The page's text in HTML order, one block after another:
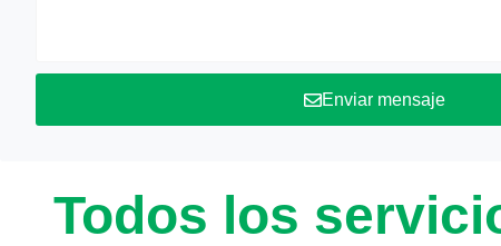
Enviar mensaje
Todos los